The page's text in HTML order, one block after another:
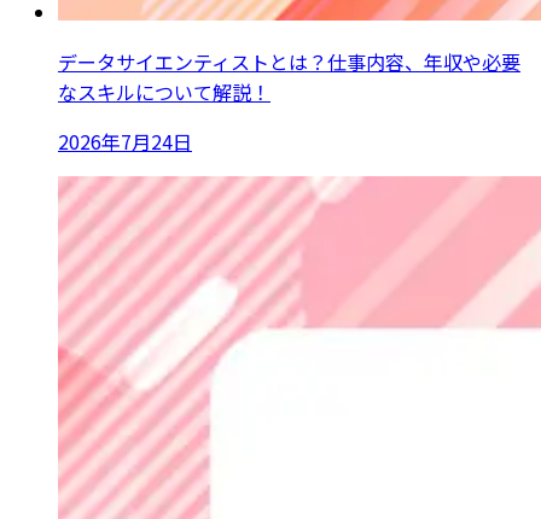
データサイエンティストとは？仕事内容、年収や必要
なスキルについて解説！
2026年7月24日